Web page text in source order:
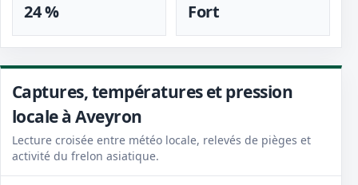
24 % Fort
Captures, températures et pression
locale à Aveyron
Lecture croisée entre météo locale, relevés de pièges et
activité du frelon asiatique.